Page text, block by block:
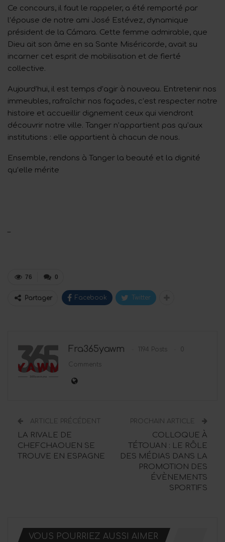
Ce concours, il faut le rappeler, a été remporté par
l’épouse de notre ami José Estévez, dynamique
président de la Cámara. Cette femme admirable, que
Dieu ait son âme en sa Sante Miséricorde, avait su
incarner cet esprit de mobilisation et de fierté
collective.
Aujourd’hui, il est temps d’agir à nouveau. Entretenir nos
immeubles, rafraîchir nos façades, c’est respecter notre
histoire et accueillir dignement ceux qui viendront
découvrir notre ville. Tanger n’appartient pas qu’aux
institutions : elle appartient à chacun de nous.
Ensemble, rendons à Tanger la beauté et la dignité
qu’elle mérite
–
0
76
Partager Facebook Twitter
Fra365yawm 1194 Posts 0
Comments
ARTICLE PRÉCÉDENT
LA RIVALE DE
CHEFCHAOUEN SE
TROUVE EN ESPAGNE
PROCHAIN ARTICLE
COLLOQUE À
TÉTOUAN : LE RÔLE
DES MÉDIAS DANS LA
PROMOTION DES
ÉVÈNEMENTS
SPORTIFS
VOUS POURRIEZ AUSSI AIMER